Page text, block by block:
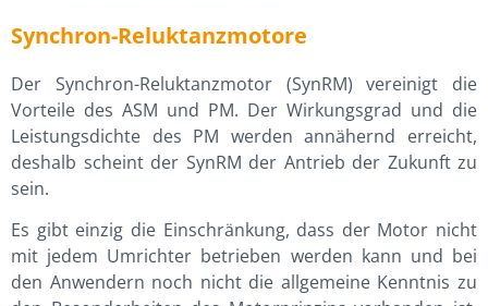
Synchron-Reluktanzmotore
Der Synchron-Reluktanzmotor (SynRM) vereinigt die
Vorteile des ASM und PM. Der Wirkungsgrad und die
Leistungsdichte des PM werden annähernd erreicht,
deshalb scheint der SynRM der Antrieb der Zukunft zu
sein.
Es gibt einzig die Einschränkung, dass der Motor nicht
mit jedem Umrichter betrieben werden kann und bei
den Anwendern noch nicht die allgemeine Kenntnis zu